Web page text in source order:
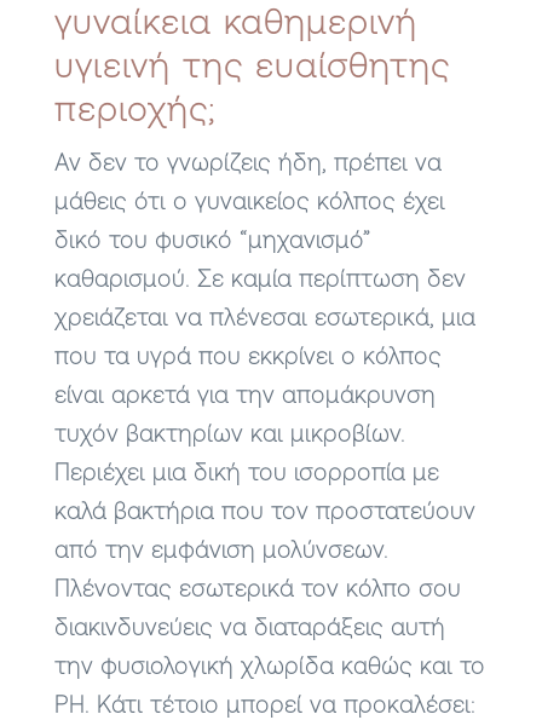
γυναίκεια καθημερινή
υγιεινή της ευαίσθητης
περιοχής;
Αν δεν το γνωρίζεις ήδη, πρέπει να
μάθεις ότι ο γυναικείος κόλπος έχει
δικό του φυσικό “μηχανισμό”
καθαρισμού. Σε καμία περίπτωση δεν
χρειάζεται να πλένεσαι εσωτερικά, μια
που τα υγρά που εκκρίνει ο κόλπος
είναι αρκετά για την απομάκρυνση
τυχόν βακτηρίων και μικροβίων.
Περιέχει μια δική του ισορροπία με
καλά βακτήρια που τον προστατεύουν
από την εμφάνιση μολύνσεων.
Πλένοντας εσωτερικά τον κόλπο σου
διακινδυνεύεις να διαταράξεις αυτή
την φυσιολογική χλωρίδα καθώς και το
PH. Κάτι τέτοιο μπορεί να προκαλέσει: